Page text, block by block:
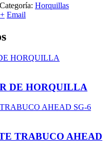
Categoría: Horquillas
Email
DE HORQUILLA
TRABUCO AHEAD